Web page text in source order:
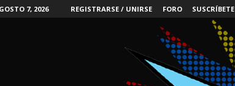
7, 2026 REGISTRARSE / UNIRSE FORO SUSCRÍBETE